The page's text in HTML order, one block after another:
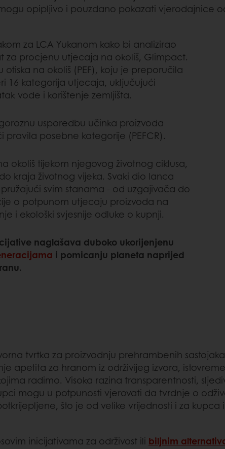
opipljivo i pouzdano pokazati vjerodajnice
za LCA Yukanom kako bi analizirao
za procjenu utjecaja na okoliš, Glimpact.
na okoliš (PEF), koju je preporučila
16 kategorija utjecaja, uključujući
vode i korištenje zemljišta.
usporedbu učinka proizvoda
posebne kategorije (PEFCR).
okoliš tijekom njegovog životnog ciklusa,
kraja životnog vijeka. Svaki dio lanca
svim stanama - od uzgajivača do
o potpunom utjecaju proizvoda na
i ekološki svjesnije odluke o kupnji.
naglašava duboko ukorijenjenu
i pomicanju planeta naprijed
tvrtka za proizvodnju prehrambenih
apetita za hranom iz održivijeg izvora,
radimo. Visoka razina transparentnosti,
mogu u potpunosti vjerovati da tvrdnje o
što je od velike vrijednosti i za kupca
inicijativama za održivost ili biljnim